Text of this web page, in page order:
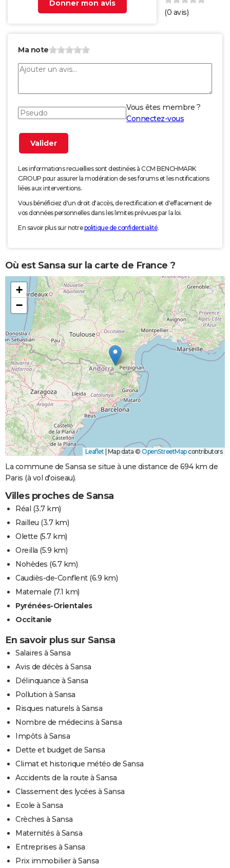
Donner mon avis
(0 avis)
Ma note
Vous êtes membre ?
Connectez-vous
Les informations recueillies sont destinées à CCM BENCHMARK
GROUP pour assurer la modération de ses forums et les notifications
liées aux interventions.
Vous bénéficiez d'un droit d'accès, de rectification et d'effacement de
vos données personnelles dans les limites prévues par la loi.
En savoir plus sur notrepolitique de confidentialité.
Où est Sansa sur la carte de France ?
+
−
Leaflet Map data © OpenStreetMapcontributors
La commune de Sansa se situe à une distance de 694 km de
Paris (à vol d'oiseau).
Villes proches de Sansa
Réal (3.7 km)
Railleu (3.7 km)
Olette (5.7 km)
Oreilla (5.9 km)
Nohèdes (6.7 km)
Caudiès-de-Conflent(6.9 km)
Matemale (7.1 km)
Pyrénées-Orientales
Occitanie
En savoir plus sur Sansa
Salaires à Sansa
Avis de décès à Sansa
Délinquance à Sansa
Pollution à Sansa
Risques naturels à Sansa
Nombre de médecins à Sansa
Impôts à Sansa
Dette et budget de Sansa
Climat et historique météo de Sansa
Accidents de la route à Sansa
Classement des lycées à Sansa
Ecole à Sansa
Crèches à Sansa
Maternités à Sansa
Entreprises à Sansa
Prix immobilier à Sansa